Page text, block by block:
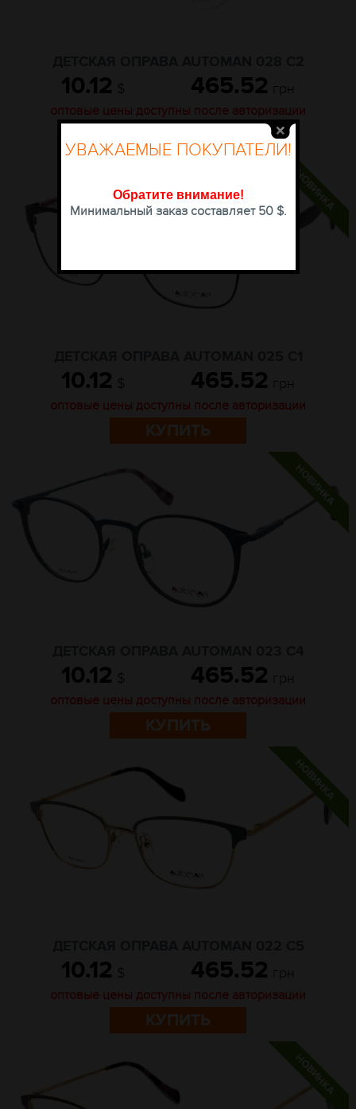
10.12 $ 465.52 грн
оптовые цены доступны после авторизации
10.12 $ 465.52 грн
оптовые цены доступны после авторизации
КУПИТЬ
10.12 $ 465.52 грн
оптовые цены доступны после авторизации
КУПИТЬ
10.12 $ 465.52 грн
оптовые цены доступны после авторизации
КУПИТЬ
УВАЖАЕМЫЕ ПОКУПАТЕЛИ!
Обратите внимание!
Минимальный заказ составляет 50 $.